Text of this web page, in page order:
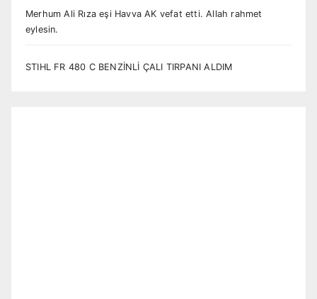
Merhum Ali Rıza eşi Havva AK vefat etti. Allah rahmet
eylesin.
STIHL FR 480 C BENZİNLİ ÇALI TIRPANI ALDIM